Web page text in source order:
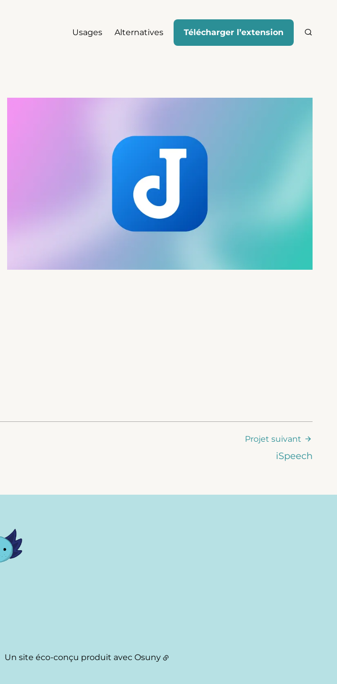
Usages Alternatives Télécharger l’extension
Projet suivant
iSpeech
Un site éco-conçu produit avec Osuny